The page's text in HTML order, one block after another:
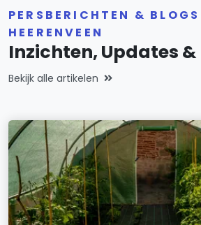
PERSBERICHTEN & BLOGS
HEERENVEEN
Inzichten, Updates &
Bekijk alle artikelen